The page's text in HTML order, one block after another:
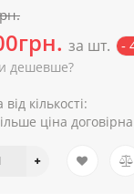
за шт. -
дешевше?
кількості:
ціна договірна